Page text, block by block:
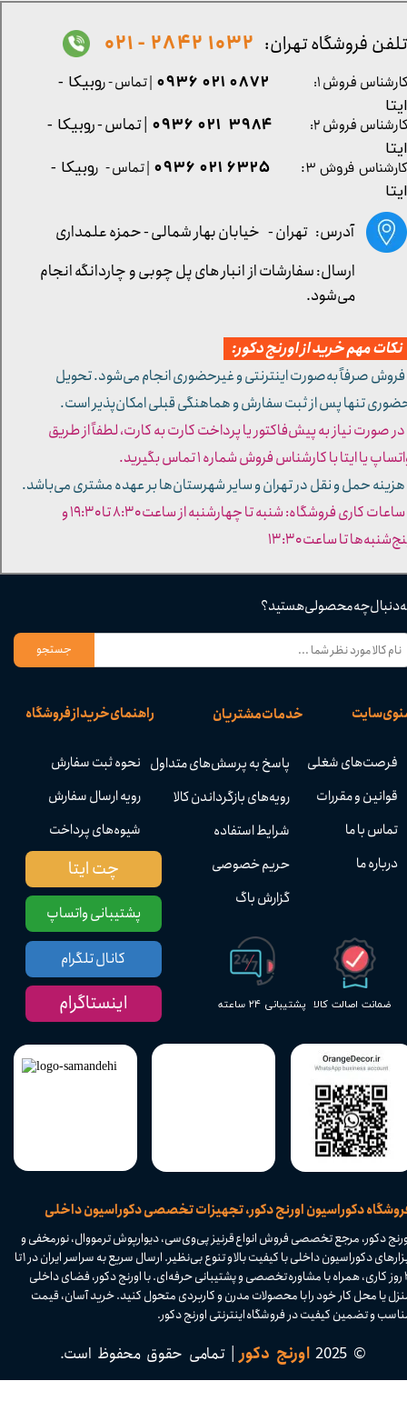
دکوراسیون اورنج دکور، تجهیزات تخصصی دکوراسیون داخلی
پشتیبانی ۲۴ ساعته ضمانت اصالت کالا
راهنمای خرید از فروشگاه
نحوه ثبت سفارش
رویه ارسال سفارش
شیوه‌های پرداخت
خدمات مشتریان
پاسخ به پرسش‌های متداول
رویه‌های بازگرداندن کالا
شرایط استفاده
حریم خصوصی
گزارش باگ
سایت
فرصت‌های شغلی
قوانین و مقررات
تماس با ما
درباره ما
دنبال چه محصولی هستید؟
جستجو
دکور، مرجع تخصصی فروش انواع قرنیز پی‌وی‌سی، دیوارپوش ترمووال، نورمخفی و
ابزارهای دکوراسیون داخلی با کیفیت بالا و تنوع بی‌نظیر. ارسال سریع به سراسر ایران در ۱ تا
۴ روز کاری، همراه با مشاوره تخصصی و پشتیبانی حرفه‌ای. با اورنج دکور، فضای داخلی
یا محل کار خود را با محصولات مدرن و کاربردی متحول کنید. خرید آسان، قیمت
و تضمین کیفیت در فروشگاه اینترنتی اورنج دکور.​​​​​​​
© 2025 اورنج دکور| تمامی حقوق محفوظ است.​​​​​​​
پشتیبانی واتساپ
چت ایتا
کانال تلگرام
اینستاگرام
کارشناس فروش ۳: ۶۳۲۵ ۰۲۱ ۰۹۳۶ | تماس - روبیکا -
ایتا
آدرس: تهران - خیابان بهار شمالی - حمزه علمداری
تلفن فروشگاه تهران: 1032 2842 - 021
مهم خرید از اورنج دکور:
صرفاً به‌صورت اینترنتی و غیرحضوری انجام می‌شود. تحویل
تنها پس از ثبت سفارش و هماهنگی قبلی امکان‌پذیر است.
صورت نیاز به پیش‌فاکتور یا پرداخت کارت به کارت، لطفاً از طریق
یا ایتا با کارشناس فروش شماره ۱ تماس بگیرید.
حمل و نقل در تهران و سایر شهرستان‌ها بر عهده مشتری می‌باشد.
- ساعات کاری فروشگاه: شنبه تا چهارشنبه از ساعت ۸:۳۰ تا ۱۹:۳۰ و
تا ساعت ۱۳:۳۰​​​​​​​
کارشناس فروش ۱: 0872 021 0936 | تماس - روبیکا -
ایتا
کارشناس فروش ۲:
۳۹۸۴ ۰۲۱ ۰۹۳۶ | تماس - روبیکا -
ایتا
ارسال: سفارشات از انبار های پل چوبی و چاردانگه انجام
می‌شود.